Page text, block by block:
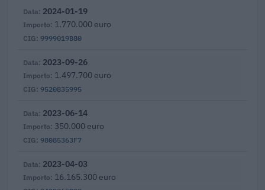
9999019B80
2024-01-19
1.770.000 euro
9520835995
2023-09-26
1.497.700 euro
98085363F7
2023-06-14
350.000 euro
2023-04-03
16.165.300 euro